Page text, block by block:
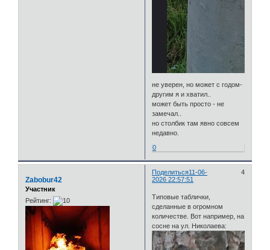
не уверен, но может с годом-
другим я и хватил..
может быть просто - не
замечал..
но столбик там явно совсем
недавно.
0
Поделиться 4
11-06-
2026 22:57:51
Zabobur42
Участник
Рейтинг:
Типовые таблички,
сделанные в огромном
количестве. Вот например, на
сосне на ул. Николаева: